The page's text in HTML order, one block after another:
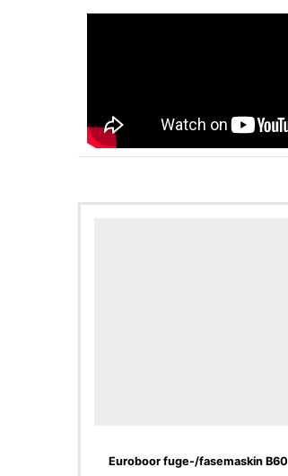
Euroboor fuge-/fasemaskin B60